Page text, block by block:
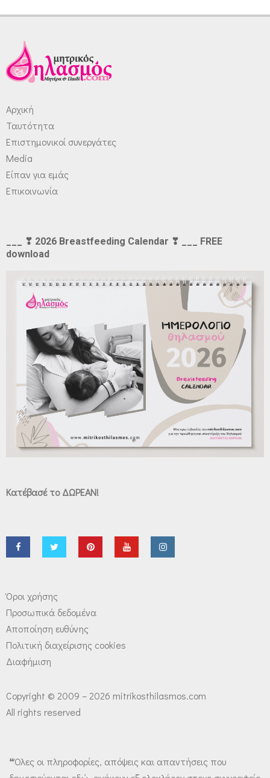
Αρχική
Ταυτότητα
Επιστημονικοί συνεργάτες
Media
Είπαν για εμάς
Επικοινωνία
___ ❣ 2026 Breastfeeding Calendar ❣ ___ FREE
download
Κατέβασέ το ΔΩΡΕΑΝ!
Όροι χρήσης
Προσωπικά δεδομένα
Αποποίηση ευθύνης
Πολιτική διαχείρισης cookies
Διαφήμιση
Copyright © 2009 – 2026 mitrikosthilasmos.com
All rights reserved
❝Όλες οι πληροφορίες, απόψεις και απαντήσεις που